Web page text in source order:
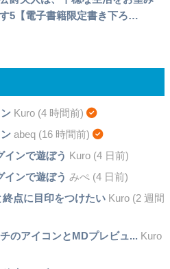
5【電子書籍限定書き下ろ…
Kuro (4 時間前)
abeq (16 時間前)
インで遊ぼう Kuro (4 日前)
インで遊ぼう みぺ (4 日前)
点に目印をつけたいKuro (2 週間
のアイコンとMDプレビュ... Kuro